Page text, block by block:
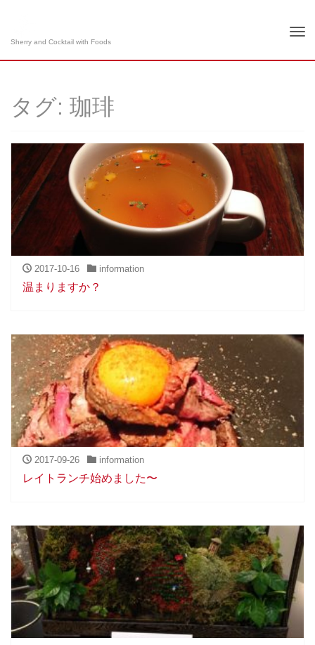
Sherry and Cocktail with Foods
タグ: 珈琲
2017-10-16 information
温まりますか？
2017-09-26 information
レイトランチ始めました〜